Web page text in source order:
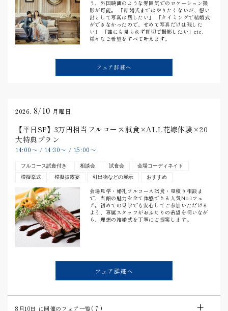
う、外国映画のような雰囲気でのロケーション撮
影が可能。 「結婚式まではやりたくないが、想い
出として写真は残したい」 「タイミングで結婚式
ができなかったので、せめて写真だけは残した
い」 「誰にも見られず貸切で撮影したい」etc.
様々なご希望をすべて叶えます。
フェア詳細へ
2026. 8/10 月曜日
【平日SP】3万円相当フルコース試食×ALL花嫁体験×20
大特典プラン
14:00〜 / 14:30〜 / 15:00〜
フルコース試食付き 相談会 試食会
会場コーディネイト
模擬挙式
模擬披露宴 引出物などの展示 おすすめ
会場見学・婚礼フルコース試食・見積り相談ま
で、当館の魅力を全て体感できる人気No.1フェ
ア。初めての見学でも安心してご参加いただける
よう、専属スタッフがおふたりの希望を伺いなが
ら、理想の結婚式を丁寧にご提案します。
フェア詳細へ
8月10日 に開催のフェア一覧(7 )